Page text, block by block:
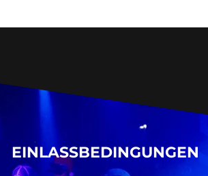
EINLASSBEDINGUNGEN